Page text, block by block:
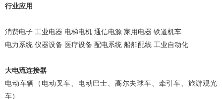
行业应用
消费电子 工业电器 电梯电机 通信电源 家用电器 铁道机车
电力系统 仪器设备 医疗设备 配电系统 船舶配线 工业自动化
大电流连接器
电动车辆（电动叉车、电动巴士、高尔夫球车、牵引车、旅游观光
车）